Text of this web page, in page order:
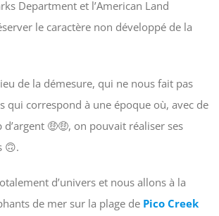
Department et l’American Land
le caractère non développé de la
de la démesure, qui ne nous fait pas
qui correspond à une époque où, avec de
d’argent 🤑🤑, on pouvait réaliser ses
🙃.
d’univers et nous allons à la
de mer sur la plage de Pico Creek